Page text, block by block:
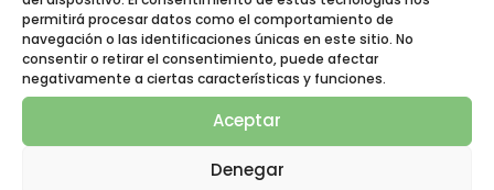
permitirá procesar datos como el comportamiento de
navegación o las identificaciones únicas en este sitio. No
consentir o retirar el consentimiento, puede afectar
negativamente a ciertas características y funciones.
Aceptar
Denegar